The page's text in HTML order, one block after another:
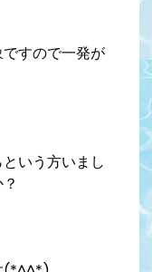
すので一発が
いう方いまし